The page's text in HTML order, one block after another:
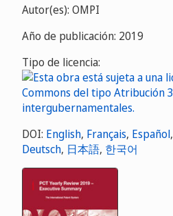
Autor(es): OMPI
Año de publicación: 2019
Tipo de licencia:
DOI: English, Français, Español,
Deutsch, 日本語, 한국어